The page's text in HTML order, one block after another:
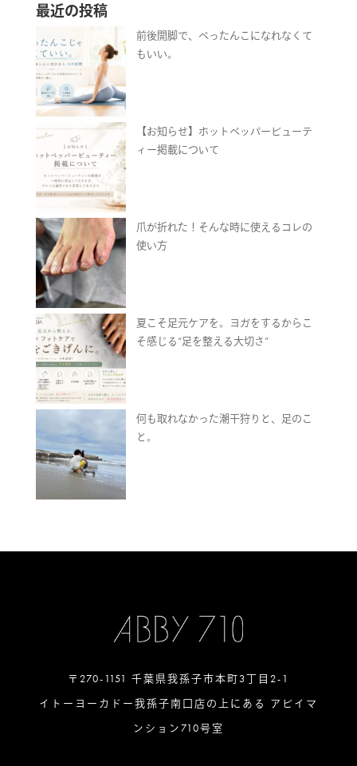
最近の投稿
前後開脚で、ぺったんこになれなくて
もいい。
【お知らせ】ホットペッパービューテ
ィー掲載について
爪が折れた！そんな時に使えるコレの
使い方
夏こそ足元ケアを。ヨガをするからこ
そ感じる“足を整える大切さ”
何も取れなかった潮干狩りと、足のこ
と。
〒270-1151 千葉県我孫子市本町3丁目2-1
イトーヨーカドー我孫子南口店の上にある アビイマ
ンション710号室